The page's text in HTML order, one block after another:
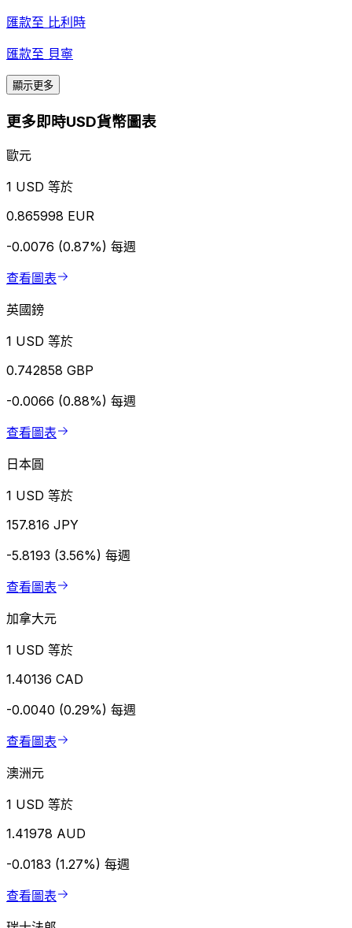
匯款至 比利時
匯款至 貝寧
顯示更多
更多即時USD貨幣圖表
歐元
1 USD 等於
0.865998 EUR
-0.0076 (0.87%) 每週
查看圖表
英國鎊
1 USD 等於
0.742858 GBP
-0.0066 (0.88%) 每週
查看圖表
日本圓
1 USD 等於
157.816 JPY
-5.8193 (3.56%) 每週
查看圖表
加拿大元
1 USD 等於
1.40136 CAD
-0.0040 (0.29%) 每週
查看圖表
澳洲元
1 USD 等於
1.41978 AUD
-0.0183 (1.27%) 每週
查看圖表